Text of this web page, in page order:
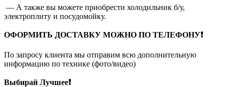
— А также вы можете приобрести холодильник б/у,
электроплиту и посудомойку.
ОФОРМИТЬ ДОСТАВКУ МОЖНО ПО ТЕЛЕФОНУ❗
По запросу клиента мы отправим всю дополнительную
информацию по технике (фото/видео)
Выбирай Лучшее❗